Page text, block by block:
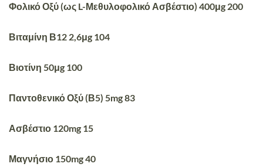
Φολικό Οξύ (ως L-Μεθυλοφολικό Ασβέστιο) 400μg 200
Βιταμίνη Β12 2,6μg 104
Βιοτίνη 50μg 100
Παντοθενικό Οξύ (Β5) 5mg 83
Ασβέστιο 120mg 15
Μαγνήσιο 150mg 40